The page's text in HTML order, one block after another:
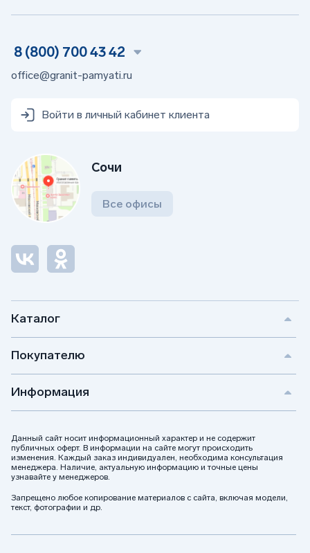
Каталог
Покупателю
Информация
Данный сайт носит информационный характер и не содержит
публичных оферт. В информации на сайте могут происходить
изменения. Каждый заказ индивидуален, необходима консультация
менеджера. Наличие, актуальную информацию и точные цены
узнавайте у менеджеров.
Запрещено любое копирование материалов с сайта, включая модели,
текст, фотографии и др.
8 (800) 700 43 42
office@granit-pamyati.ru
Войти в личный кабинет клиента
Сочи
Все офисы